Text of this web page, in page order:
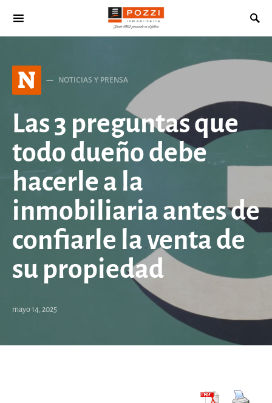
Search for:
N NOTICIAS Y PRENSA
Las 3 preguntas que
todo dueño debe
hacerle a la
inmobiliaria antes de
confiarle la venta de
su propiedad
mayo 14, 2025